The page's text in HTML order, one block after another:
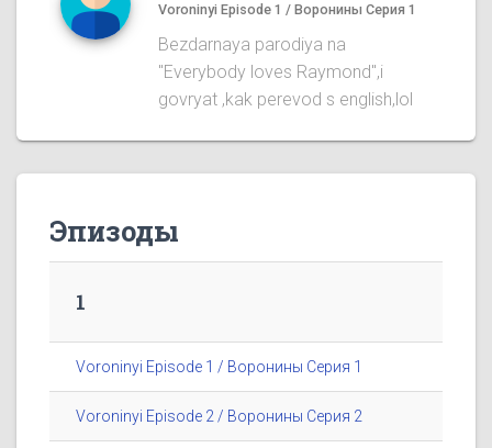
Voroninyi Episode 1 / Воронины Серия 1
Bezdarnaya parodiya na
''Everybody loves Raymond'',i
govryat ,kak perevod s english,lol
Эпизоды
1
Voroninyi Episode 1 / Воронины Серия 1
Voroninyi Episode 2 / Воронины Серия 2